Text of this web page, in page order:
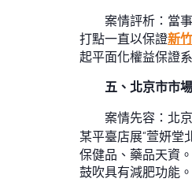
案情評析：當
打點一直以保證新
起平面化權益保證
五、北京市市
案情先容：北
某平臺店展“萱妍堂
保健品、藥品天資
鼓吹具有減肥功能。